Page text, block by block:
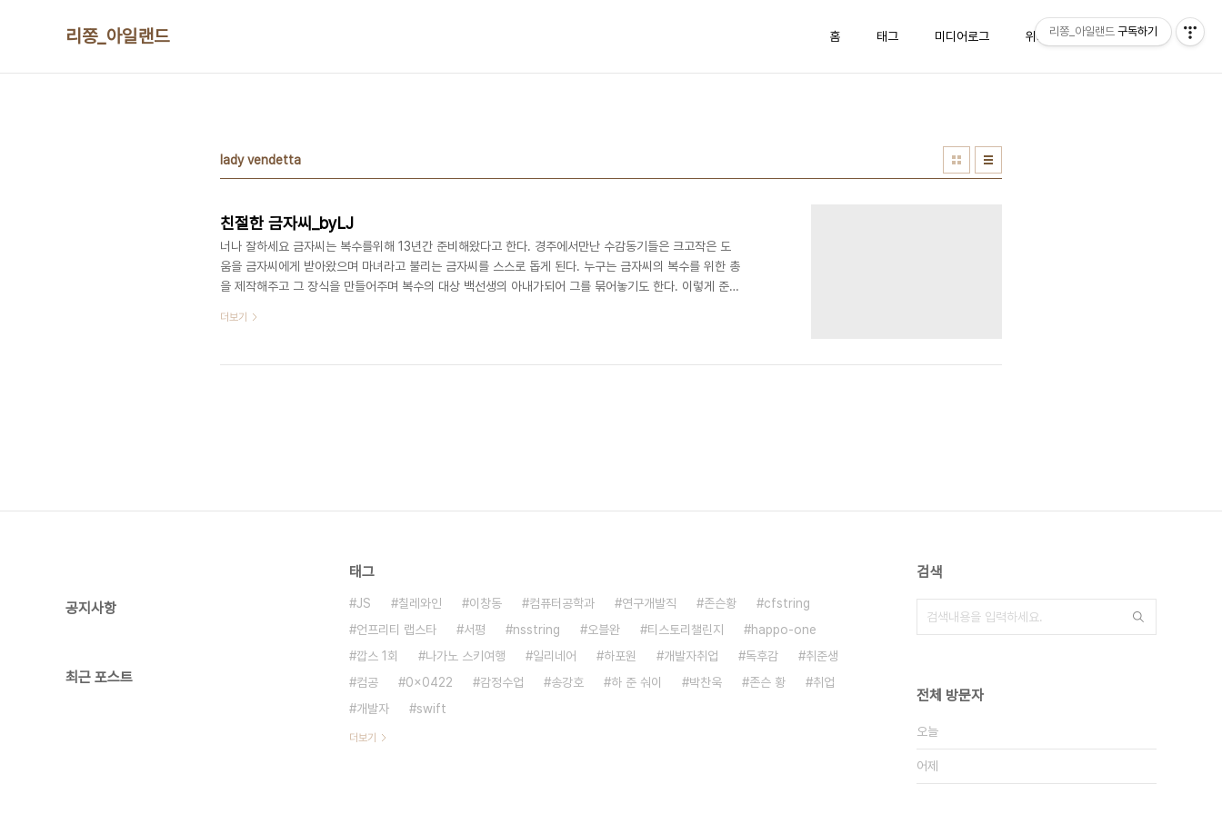
리쫑_아일랜드 홈 태그 미디어로그 위치로그 방명록
lady vendetta
친절한 금자씨_byLJ
너나 잘하세요 금자씨는 복수를위해 13년간 준비해왔다고 한다. 경주에서만난 수감동기들은 크고작은 도
움을 금자씨에게 받아왔으며 마녀라고 불리는 금자씨를 스스로 돕게 된다. 누구는 금자씨의 복수를 위한 총
을 제작해주고 그 장식을 만들어주며 복수의 대상 백선생의 아내가되어 그를 묶어놓기도 한다. 이렇게 준비
부를 건내주는 전도사에게 “너나 잘 하세요” 라는 명대사를 남긴다. 축하 연주를 하기 위해 손에 들고있던
을 하게 만든다. 묶여있는 백선생이 이야기 하듯 세상에 완벽한 사람은 없겠지만 그들의 모습은 당장에 보..
더보기
공지사항
최근 포스트
태그
JS 칠레와인 이창동 컴퓨터공학과 연구개발직 존슨황
cfstring
언프리티 랩스타
서평 nsstring 오블완 티스토리챌린지
happo-one
깝스 1회
나가노 스키여행 일리네어 하포원 개발자취업 독후감
취준생
컴공
0x0422 감정수업 송강호 하 준 숴이 박찬욱 존슨 황
취업
개발자
swift
더보기
검색
전체 방문자
오늘
어제
리쫑_아일랜드 구독하기